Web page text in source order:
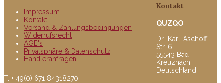
Impressum
Kontakt
Versand & Zahlungsbedingungen
Widerrufsrecht
AGB's
Privatsphäre & Datenschutz
Händleranfragen
Kontakt
QUZQO
Dr.-Karl-Aschoff-
Str. 6
55543 Bad
Kreuznach
Deutschland
T. + 49(0) 671 84318270